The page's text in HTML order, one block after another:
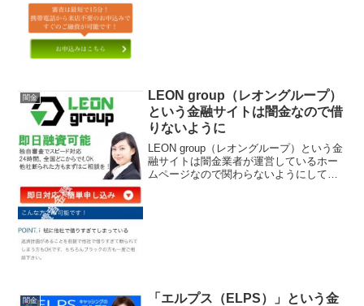
闇金
LEON group（レオングループ）
という金融サイトは闇金なので借
りないように
LEON group（レオングループ）という金
融サイトは闇金業者が運営しているホー
ムページなので関わらないようにしてく
闇金
「エルプス（ELPS）」という金